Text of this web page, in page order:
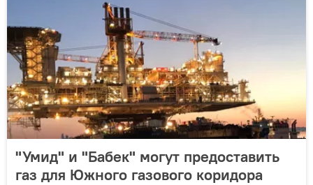
"Умид" и "Бабек" могут предоставить
газ для Южного газового коридора